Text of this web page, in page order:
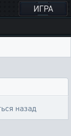
ИГРА
назад